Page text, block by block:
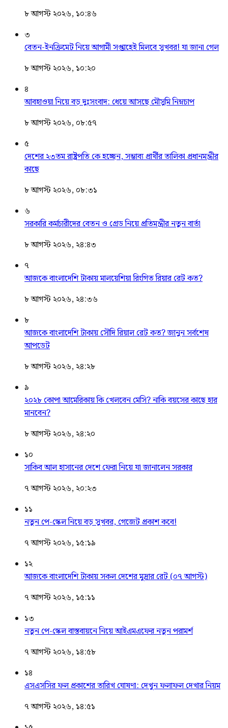
৮ আগস্ট ২০২৬, ১০:৪৬
৩
বেতন-ইনক্রিমেট নিয়ে আগামী সপ্তাহেই মিলবে সুখবর! যা জানা গেল
৮ আগস্ট ২০২৬, ১০:২০
৪
আবহাওয়া নিয়ে বড় দুঃসংবাদ: ধেয়ে আসছে মৌসুমি নিম্নচাপ
৮ আগস্ট ২০২৬, ০৮:৫৭
৫
দেশের ২৩তম রাষ্ট্রপতি কে হচ্ছেন, সম্ভাব্য প্রার্থীর তালিকা প্রধানমন্ত্রীর
কাছে
৮ আগস্ট ২০২৬, ০৮:৩১
৬
সরকারি কর্মচারীদের বেতন ও গ্রেড নিয়ে প্রতিমন্ত্রীর নতুন বার্তা
৮ আগস্ট ২০২৬, ২৪:৪৩
৭
আজকে বাংলাদেশি টাকায় মালয়েশিয়া রিংগিত রিয়ার রেট কত?
৮ আগস্ট ২০২৬, ২৪:৩৬
৮
আজকে বাংলাদেশি টাকায় সৌদি রিয়াল রেট কত? জানুন সর্বশেষ
আপডেট
৮ আগস্ট ২০২৬, ২৪:২৮
৯
২০২৮ কোপা আমেরিকায় কি খেলবেন মেসি? নাকি বয়সের কাছে হার
মানবেন?
৮ আগস্ট ২০২৬, ২৪:২০
১০
সাকিব আল হাসানের দেশে ফেরা নিয়ে যা জানালেন সরকার
৭ আগস্ট ২০২৬, ২০:২৩
১১
নতুন পে-স্কেল নিয়ে বড় সুখবর, গেজেট প্রকাশ কবে!
৭ আগস্ট ২০২৬, ১৫:১৯
১২
আজকে বাংলাদেশি টাকায় সকল দেশের মুদ্রার রেট (০৭ আগস্ট)
৭ আগস্ট ২০২৬, ১৫:১১
১৩
নতুন পে-স্কেল বাস্তবায়নে নিয়ে আইএমএফের নতুন পরামর্শ
৭ আগস্ট ২০২৬, ১৪:৫৮
১৪
এসএসসির ফল প্রকাশের তারিখ ঘোষণা: দেখুন ফলাফল দেখার নিয়ম
৭ আগস্ট ২০২৬, ১৪:৫১